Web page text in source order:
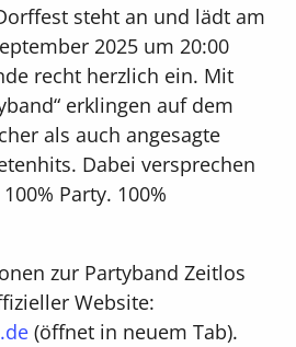
steht an und lädt am
2025 um 20:00
recht herzlich ein. Mit
erklingen auf dem
als auch angesagte
Dabei versprechen
Party. 100%
zur Partyband Zeitlos
Website:
(öffnet in neuem Tab).